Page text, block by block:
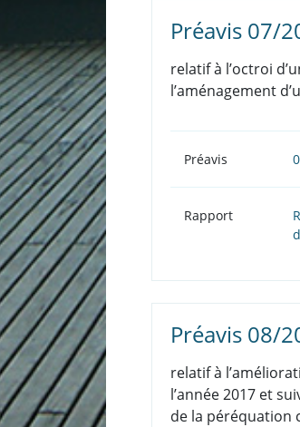
Préavis 07/
relatif à l’octroi
l’aménagement
Préavis
Rapport
Préavis 08/
relatif à
l’année 2017 et
de la péréquation